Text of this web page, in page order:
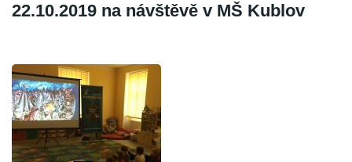
22.10.2019 na návštěvě v MŠ Kublov